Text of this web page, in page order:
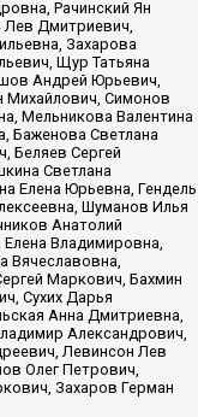
Рачинский Ян
Лев Дмитриевич,
Захарова
Щур Татьяна
Андрей Юрьевич,
Михайлович, Симонов
Мельникова Валентина
Баженова Светлана
Беляев Сергей
Светлана
Елена Юрьевна, Гендель
Шуманов Илья
Анатолий
Владимировна,
Вячеславовна,
Маркович, Бахмин
Сухих Дарья
Анна Дмитриевна,
Александрович,
Левинсон Лев
Олег Петрович,
Захаров Герман